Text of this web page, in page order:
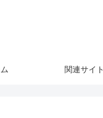
関連サイト